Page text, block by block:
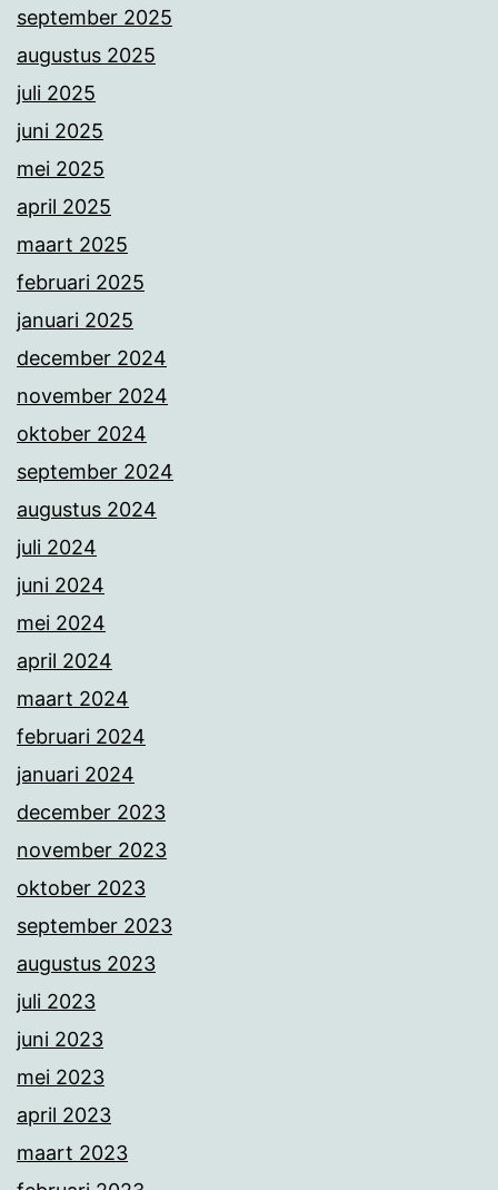
september 2025
augustus 2025
juli 2025
juni 2025
mei 2025
april 2025
maart 2025
februari 2025
januari 2025
december 2024
november 2024
oktober 2024
september 2024
augustus 2024
juli 2024
juni 2024
mei 2024
april 2024
maart 2024
februari 2024
januari 2024
december 2023
november 2023
oktober 2023
september 2023
augustus 2023
juli 2023
juni 2023
mei 2023
april 2023
maart 2023